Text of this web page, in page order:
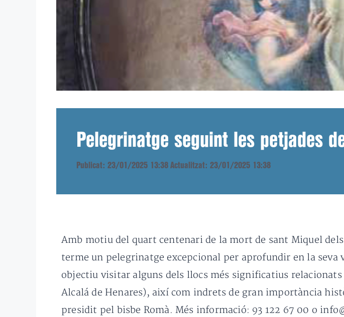
Pelegrinatge seguint les petjades
Publicat: 23/01/2025 13:38 Actualitzat: 23/01/2025 13:38
Amb motiu del quart centenari de la mort de sant Miquel
terme un pelegrinatge excepcional per aprofundir en la
objectiu visitar alguns dels llocs més significatius relacionats
Alcalá de Henares), així com indrets de gran importància
presidit pel bisbe Romà. Més informació: 93 122 67 00 o